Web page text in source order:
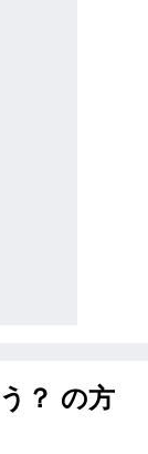
？ の方